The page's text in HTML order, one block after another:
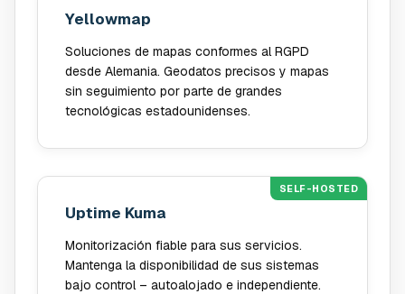
Yellowmap
Soluciones de mapas conformes al RGPD
desde Alemania. Geodatos precisos y mapas
sin seguimiento por parte de grandes
tecnológicas estadounidenses.
SELF-HOSTED
Uptime Kuma
Monitorización fiable para sus servicios.
Mantenga la disponibilidad de sus sistemas
bajo control – autoalojado e independiente.